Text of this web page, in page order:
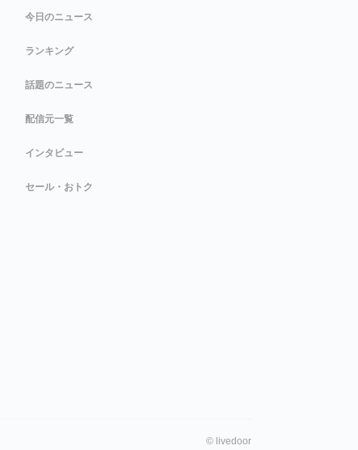
今日のニュース
ランキング
話題のニュース
配信元一覧
インタビュー
セール・おトク
© livedoor